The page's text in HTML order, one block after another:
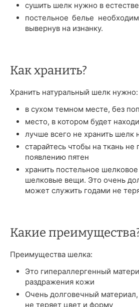
сушить шелк нужно в
постельное белье
вывернув на изнанку.
Как хранить?
Хранить натуральный шелк нужно:
в сухом темном месте, без
место, в котором будет
лучше всего не хранить шелк
старайтесь чтобы на ткань
появлению пятен
хранить постельное
шелковые вещи. Это очень
может служить годами не
Какие
Преимущества шелка:
Это гипераллергенный
раздражения кожи
Очень долговечный
не теряет цвет и форму